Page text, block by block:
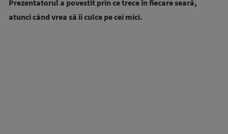
Prezentatorul a povestit prin ce trece în fiecare seară,
atunci când vrea să îi culce pe cei mici.